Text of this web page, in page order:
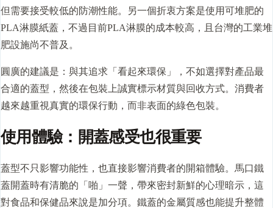
但需要接受較低的防潮性能。另一個折衷方案是使用可堆肥的
PLA淋膜紙蓋，不過目前PLA淋膜的成本較高，且台灣的工業堆
肥設施尚不普及。
圓廣的建議是：與其追求「看起來環保」，不如選擇對產品最
合適的蓋型，然後在包裝上誠實標示材質與回收方式。消費者
越來越重視真實的環保行動，而非表面的綠色包裝。
使用體驗：開蓋感受也很重要
蓋型不只影響功能性，也直接影響消費者的開箱體驗。馬口鐵
蓋開蓋時有清脆的「啪」一聲，帶來密封新鮮的心理暗示，這
對食品和保健品來說是加分項。鐵蓋的金屬質感也能提升整體